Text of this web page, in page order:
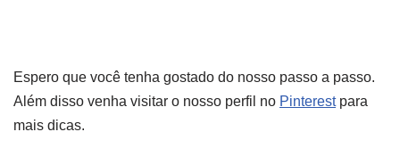
Espero que você tenha gostado do nosso passo a passo.
Além disso venha visitar o nosso perfil no Pinterestpara
mais dicas.